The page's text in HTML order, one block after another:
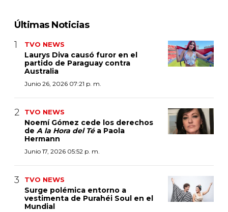
Últimas Noticias
TVO NEWS
Laurys Diva causó furor en el
partido de Paraguay contra
Australia
Junio 26, 2026 07:21 p. m.
TVO NEWS
Noemí Gómez cede los derechos
de A la Hora del Té a Paola
Hermann
Junio 17, 2026 05:52 p. m.
TVO NEWS
Surge polémica entorno a
vestimenta de Purahéi Soul en el
Mundial